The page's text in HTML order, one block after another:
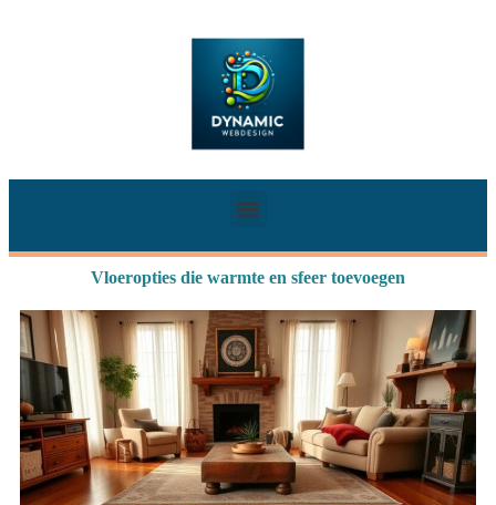
Vloeropties die warmte en sfeer toevoegen